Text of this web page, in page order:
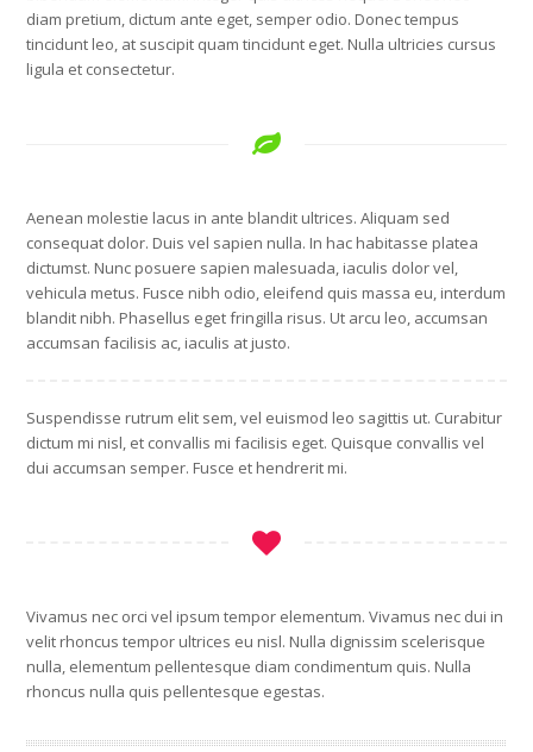
diam pretium, dictum ante eget, semper odio. Donec tempus
tincidunt leo, at suscipit quam tincidunt eget. Nulla ultricies cursus
ligula et consectetur.
Aenean molestie lacus in ante blandit ultrices. Aliquam sed
consequat dolor. Duis vel sapien nulla. In hac habitasse platea
dictumst. Nunc posuere sapien malesuada, iaculis dolor vel,
vehicula metus. Fusce nibh odio, eleifend quis massa eu, interdum
blandit nibh. Phasellus eget fringilla risus. Ut arcu leo, accumsan
accumsan facilisis ac, iaculis at justo.
Suspendisse rutrum elit sem, vel euismod leo sagittis ut. Curabitur
dictum mi nisl, et convallis mi facilisis eget. Quisque convallis vel
dui accumsan semper. Fusce et hendrerit mi.
Vivamus nec orci vel ipsum tempor elementum. Vivamus nec dui in
velit rhoncus tempor ultrices eu nisl. Nulla dignissim scelerisque
nulla, elementum pellentesque diam condimentum quis. Nulla
rhoncus nulla quis pellentesque egestas.